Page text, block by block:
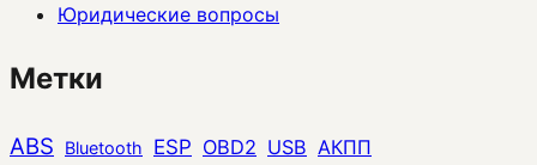
Юридические вопросы
Метки
ABS Bluetooth ESP OBD2 USB АКПП